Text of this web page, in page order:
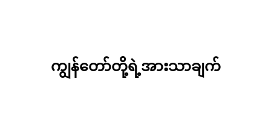
ကျွန်တော်တို့ရဲ့အားသာချက်